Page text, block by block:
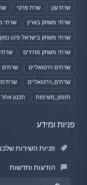
שרת ענן שרת פרטי
שרתי משחק בארץ שרתי
שרתי משחק בישראל פינג
שרתי משחק מהירים
שרתים וירטואליים שרתים
שרתים_וירטואליים
תזמון_משימות תכנון אתר
פניות ומידע
פניות השירות
הודעות וחדשות